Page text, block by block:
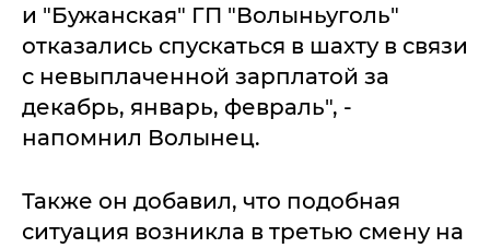
и "Бужанская" ГП "Волыньуголь"
отказались спускаться в шахту в связи
с невыплаченной зарплатой за
декабрь, январь, февраль", -
напомнил Волынец.
Также он добавил, что подобная
ситуация возникла в третью смену на